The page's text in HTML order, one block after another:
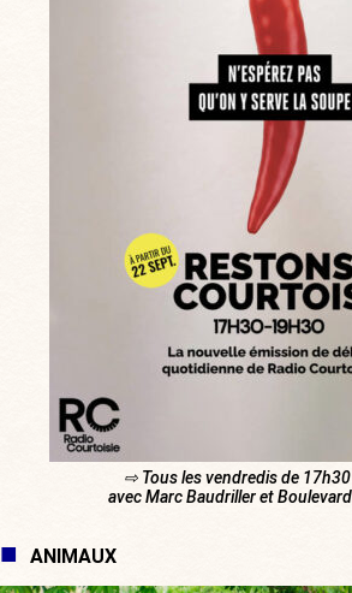
⇨ Tous les vendredis de
avec Marc Baudriller et
ANIMAUX